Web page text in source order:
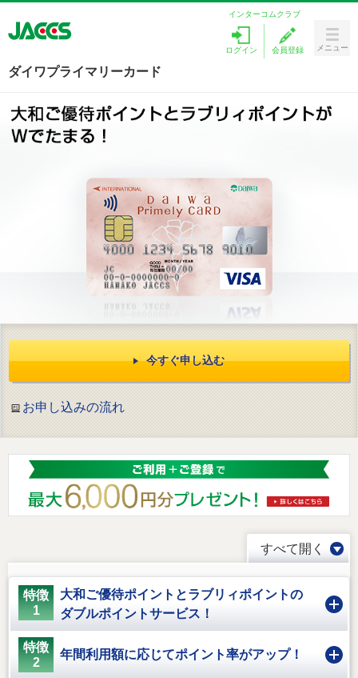
インターコムクラブ
ログイン 会員登録 メニュー
Menu
ラブリィポイント
ダイワプライマリーカード
今すぐ申し込む
お申し込みの流れ
すべて開く
特徴
1
大和ご優待ポイントとラブリィポイントの
ダブルポイントサービス！
特徴
2
年間利用額に応じてポイント率がアップ！